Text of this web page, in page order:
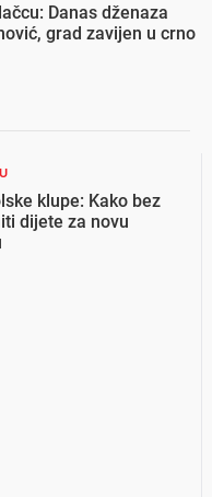
Danas dženaza
grad zavijen u crno
klupe: Kako bez
dijete za novu